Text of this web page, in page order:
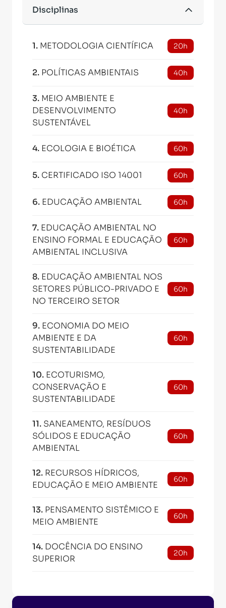
Disciplinas
1. METODOLOGIA CIENTÍFICA 20h
2. POLÍTICAS AMBIENTAIS 40h
3. MEIO AMBIENTE E
DESENVOLVIMENTO
SUSTENTÁVEL
40h
4. ECOLOGIA E BIOÉTICA 60h
5. CERTIFICADO ISO 14001 60h
6. EDUCAÇÃO AMBIENTAL 60h
7. EDUCAÇÃO AMBIENTAL NO
ENSINO FORMAL E EDUCAÇÃO
AMBIENTAL INCLUSIVA
60h
8. EDUCAÇÃO AMBIENTAL NOS
SETORES PÚBLICO-PRIVADO E
NO TERCEIRO SETOR
60h
9. ECONOMIA DO MEIO
AMBIENTE E DA
SUSTENTABILIDADE
60h
10. ECOTURISMO,
CONSERVAÇÃO E
SUSTENTABILIDADE
60h
11. SANEAMENTO, RESÍDUOS
SÓLIDOS E EDUCAÇÃO
AMBIENTAL
60h
12. RECURSOS HÍDRICOS,
EDUCAÇÃO E MEIO AMBIENTE
60h
13. PENSAMENTO SISTÊMICO E
MEIO AMBIENTE
60h
14. DOCÊNCIA DO ENSINO
SUPERIOR
20h